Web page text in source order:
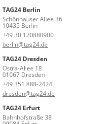
TAG24 Berlin
Schönhauser Allee 36
10435 Berlin
+49 30 120880900
berlin@tag24.de
TAG24 Dresden
Ostra-Allee 18
01067 Dresden
+49 351 888-2424
dresden@tag24.de
TAG24 Erfurt
Bahnhofstraße 38